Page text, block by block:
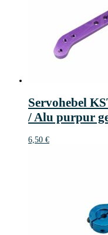
Servohebel
/ Alu purpur
6,50 €